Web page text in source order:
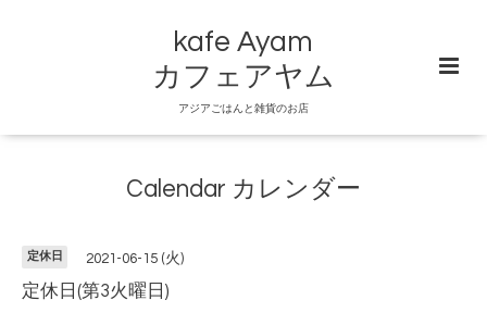
kafe Ayam
カフェアヤム
アジアごはんと雑貨のお店
Calendar カレンダー
定休日 2021-06-15 (火)
定休日(第3火曜日)